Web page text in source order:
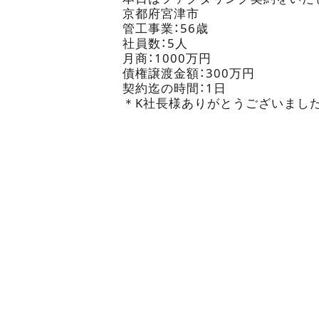
京都府宮津市
管工事業：56歳
社員数：5人
月商：1000万円
債権譲渡金額：300万円
契約迄の時間：1日
＊K社長様ありがとうございまし